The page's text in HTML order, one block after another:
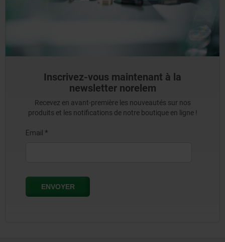
Inscrivez-vous maintenant à la
newsletter norelem
Recevez en avant-première les nouveautés sur nos
produits et les notifications de notre boutique en ligne !